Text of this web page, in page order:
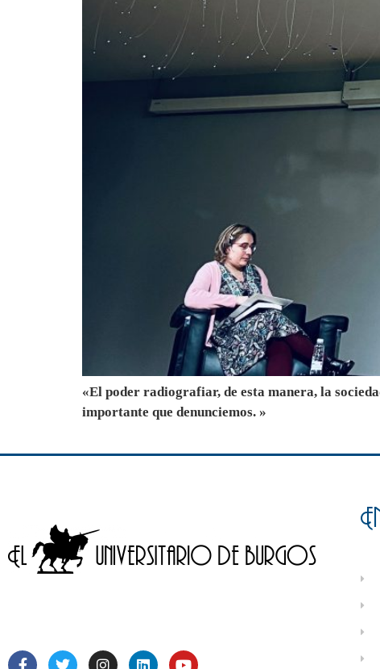
«El poder radiografiar, de esta manera, la
importante que denunciemos. »